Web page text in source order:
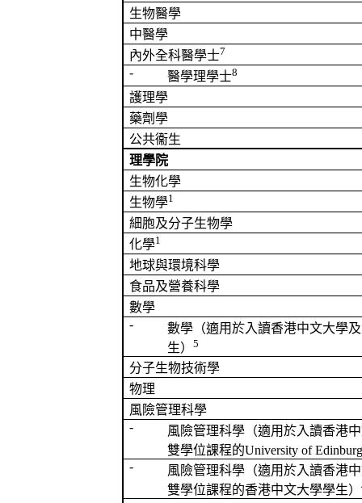
生物醫學
中醫學
內外全科醫學士7
- 醫學理學士8
護理學
藥劑學
公共衞生
理學院
生物化學
生物學1
細胞及分子生物學
化學1
地球與環境科學
食品及營養科學
數學
-
數學（適用於入讀香港中文大學及
生）5
分子生物技術學
物理
風險管理科學
-
風險管理科學（適用於入讀香港
雙學位課程的University of
-
風險管理科學（適用於入讀香港
雙學位課程的香港中文大學學生）